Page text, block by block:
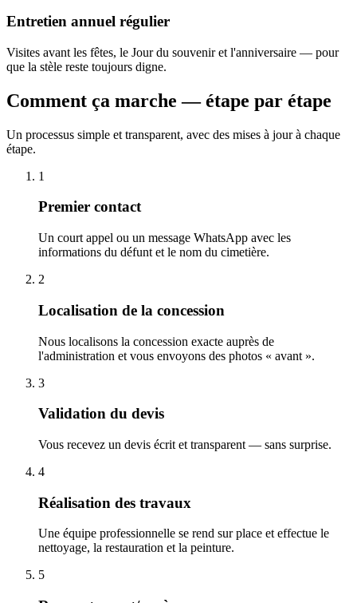
Entretien annuel régulier
Visites avant les fêtes, le Jour du souvenir et l'anniversaire — pour
que la stèle reste toujours digne.
Comment ça marche — étape par étape
Un processus simple et transparent, avec des mises à jour à chaque
étape.
1
Premier contact
Un court appel ou un message WhatsApp avec les
informations du défunt et le nom du cimetière.
2
Localisation de la concession
Nous localisons la concession exacte auprès de
l'administration et vous envoyons des photos « avant ».
3
Validation du devis
Vous recevez un devis écrit et transparent — sans surprise.
4
Réalisation des travaux
Une équipe professionnelle se rend sur place et effectue le
nettoyage, la restauration et la peinture.
5